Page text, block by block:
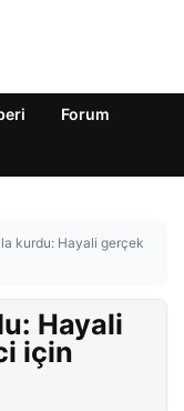
Forum
kurdu: Hayali gerçek
Hayali
için